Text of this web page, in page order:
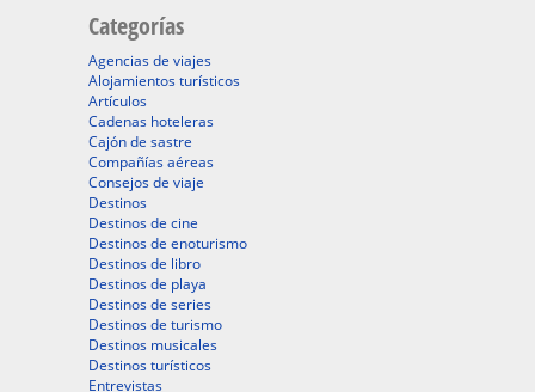
Categorías
Agencias de viajes
Alojamientos turísticos
Artículos
Cadenas hoteleras
Cajón de sastre
Compañías aéreas
Consejos de viaje
Destinos
Destinos de cine
Destinos de enoturismo
Destinos de libro
Destinos de playa
Destinos de series
Destinos de turismo
Destinos musicales
Destinos turísticos
Entrevistas